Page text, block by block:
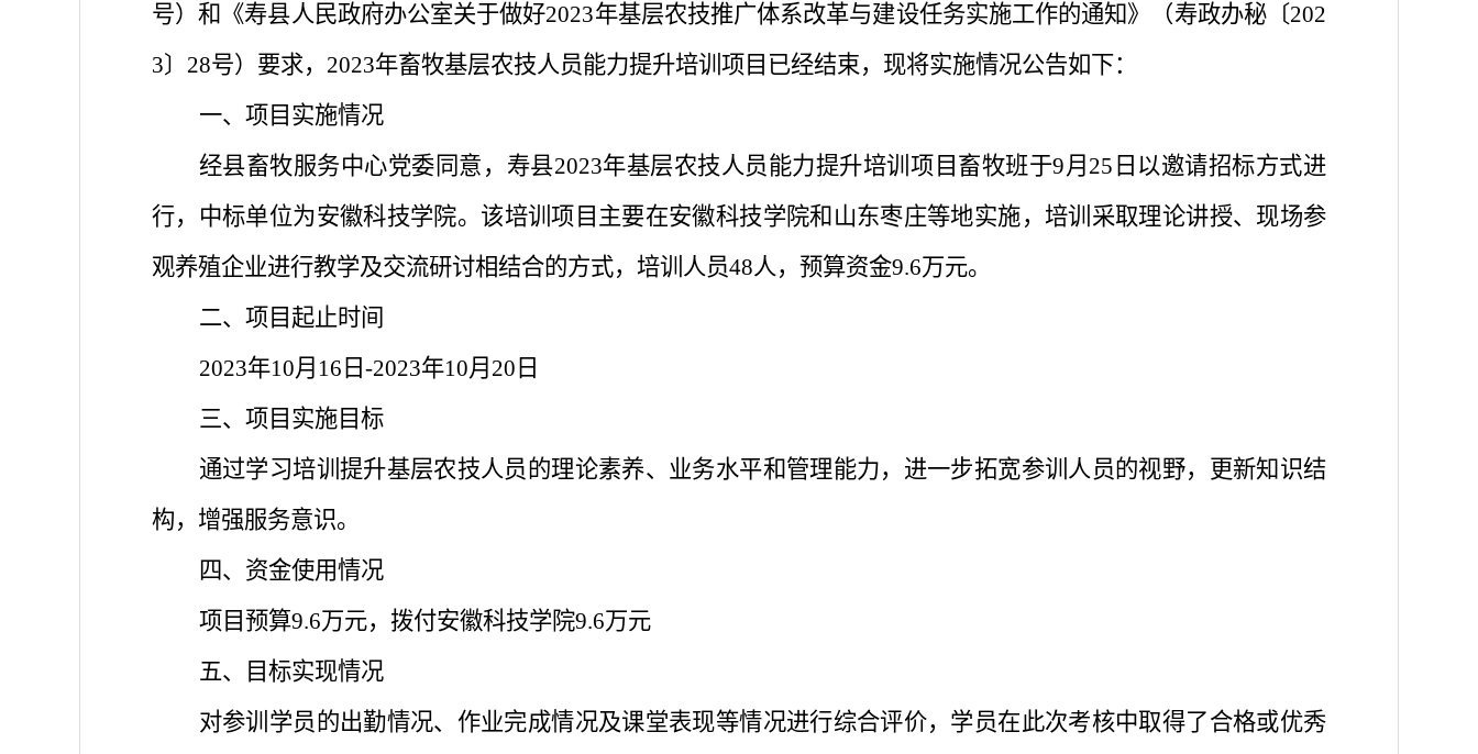
号）和《寿县人民政府办公室关于做好2023年基层农技推广体系改革与建设任务实施工作的通知》（寿政办秘〔202
3〕28号）要求， 2023年畜牧基层农技人员能力提升培训项目 已经结束，现将实施情况公告如下：
一、项目实施情况
经县畜牧服务中心党委同意，寿县2023年基层农技人员能力提升培训项目畜牧班于9月 25日以邀请招标方式进
行，中标单位为安徽科技学院。该培训项目主要在安徽科技学院和山东枣庄等地实施，培训采取理论讲授、现场参
观养殖企业进行教学及交流研讨相结合的方式，培训人员48人，预算资金9.6万元。
二、项目起止时间
2023年10月16日-2023年10月20日
三、项目实施目标
通过学习培训提升基层农技人员的理论素养、业务水平和管理能力，进一步拓宽参训人员的视野，更新知识结
构，增强服务意识。
四、资金使用情况
项目预算9.6万元，拨付安徽科技学院9.6万元
五、目标实现情况
对参训学员的出勤情况、作业完成情况及课堂表现等情况进行综合评价，学员在此次考核中取得了合格或优秀